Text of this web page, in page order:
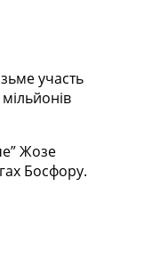
участь
Жозе
Босфору.